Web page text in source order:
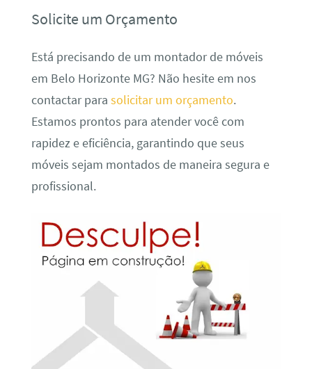
Solicite um Orçamento
Está precisando de um montador de móveis
em Belo Horizonte MG? Não hesite em nos
contactar para solicitar um orçamento.
Estamos prontos para atender você com
rapidez e eficiência, garantindo que seus
móveis sejam montados de maneira segura e
profissional.